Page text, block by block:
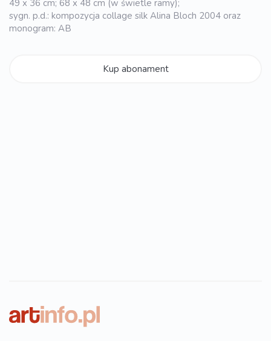
49 x 36 cm; 68 x 48 cm (w świetle ramy);
sygn. p.d.: kompozycja collage silk Alina Bloch 2004 oraz
monogram: AB
Kup abonament